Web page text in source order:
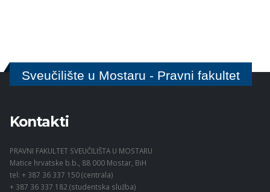
Sveučilište u Mostaru - Pravni fakultet
Kontakti
PRAVNI FAKULTET SVEUČILIŠTA U MOSTARU
Matice hrvatske b.b., 88 000 Mostar, BiH
tel: + 387 36 337 150 (centrala)
+ 387 36 337 182 (studentska služba)